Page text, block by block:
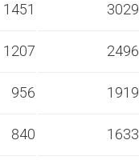
1451 3029
1207 2496
956 1919
840 1633